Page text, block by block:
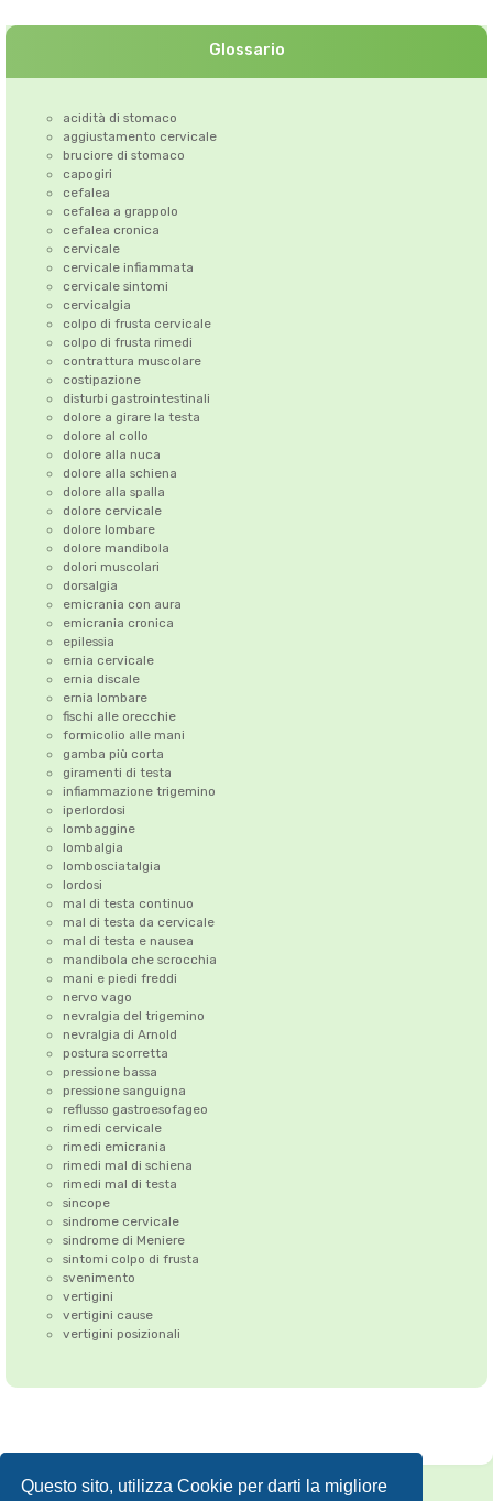
Questo sito, utilizza Cookie per darti la migliore
Glossario
acidità di stomaco
aggiustamento cervicale
bruciore di stomaco
capogiri
cefalea
cefalea a grappolo
cefalea cronica
cervicale
cervicale infiammata
cervicale sintomi
cervicalgia
colpo di frusta cervicale
colpo di frusta rimedi
contrattura muscolare
costipazione
disturbi gastrointestinali
dolore a girare la testa
dolore al collo
dolore alla nuca
dolore alla schiena
dolore alla spalla
dolore cervicale
dolore lombare
dolore mandibola
dolori muscolari
dorsalgia
emicrania con aura
emicrania cronica
epilessia
ernia cervicale
ernia discale
ernia lombare
fischi alle orecchie
formicolio alle mani
gamba più corta
giramenti di testa
infiammazione trigemino
iperlordosi
lombaggine
lombalgia
lombosciatalgia
lordosi
mal di testa continuo
mal di testa da cervicale
mal di testa e nausea
mandibola che scrocchia
mani e piedi freddi
nervo vago
nevralgia del trigemino
nevralgia di Arnold
postura scorretta
pressione bassa
pressione sanguigna
reflusso gastroesofageo
rimedi cervicale
rimedi emicrania
rimedi mal di schiena
rimedi mal di testa
sincope
sindrome cervicale
sindrome di Meniere
sintomi colpo di frusta
svenimento
vertigini
vertigini cause
vertigini posizionali
Correzione dell'Atlante• Emicrania